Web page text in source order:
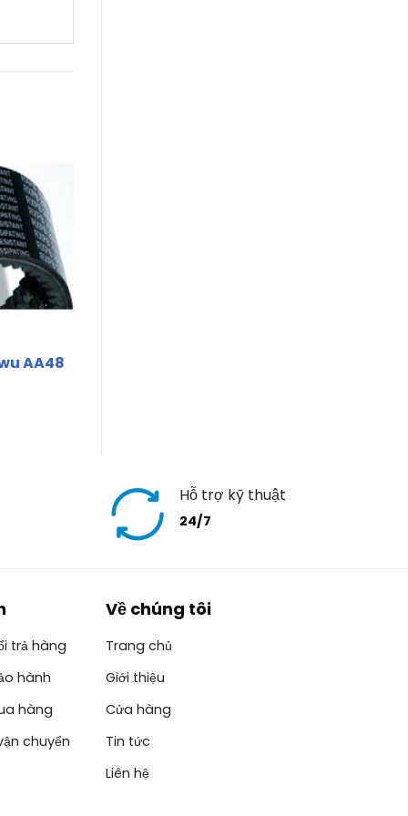
AA48
Hỗ trợ kỹ thuật
24/7
trả hàng
hành
hàng
chuyển
Về chúng tôi
Trang chủ
Giới thiệu
Cửa hàng
Tin tức
Liên hệ